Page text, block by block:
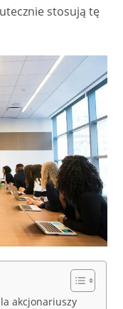
stosują tę
akcjonariuszy